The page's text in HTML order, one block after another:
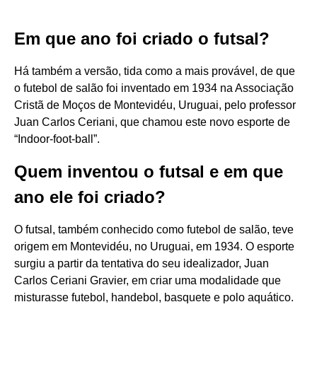
Em que ano foi criado o futsal?
Há também a versão, tida como a mais provável, de que
o futebol de salão foi inventado em 1934 na Associação
Cristã de Moços de Montevidéu, Uruguai, pelo professor
Juan Carlos Ceriani, que chamou este novo esporte de
“Indoor-foot-ball”.
Quem inventou o futsal e em que
ano ele foi criado?
O futsal, também conhecido como futebol de salão, teve
origem em Montevidéu, no Uruguai, em 1934. O esporte
surgiu a partir da tentativa do seu idealizador, Juan
Carlos Ceriani Gravier, em criar uma modalidade que
misturasse futebol, handebol, basquete e polo aquático.